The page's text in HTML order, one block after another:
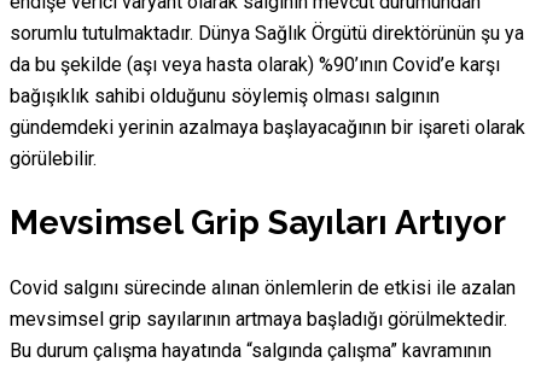
sorumlu tutulmaktadır. Dünya Sağlık Örgütü direktörünün şu ya
da bu şekilde (aşı veya hasta olarak) %90’ının Covid’e karşı
bağışıklık sahibi olduğunu söylemiş olması salgının
gündemdeki yerinin azalmaya başlayacağının bir işareti olarak
görülebilir.
Mevsimsel Grip Sayıları Artıyor
Covid salgını sürecinde alınan önlemlerin de etkisi ile azalan
mevsimsel grip sayılarının artmaya başladığı görülmektedir.
Bu durum çalışma hayatında “salgında çalışma” kavramının